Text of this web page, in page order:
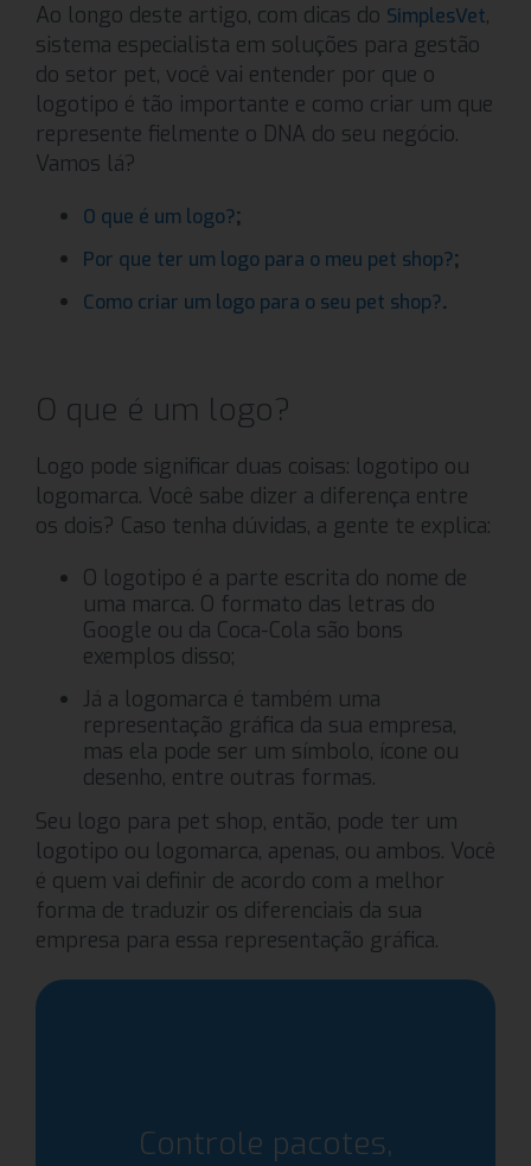
Ao longo deste artigo, com dicas do SimplesVet,
sistema especialista em soluções para gestão
do setor pet, você vai entender por que o
logotipo é tão importante e como criar um que
represente fielmente o DNA do seu negócio.
Vamos lá?
O que é um logo?;
Por que ter um logo para o meu pet shop?;
Como criar um logo para o seu pet shop?.
O que é um logo?
Logo pode significar duas coisas: logotipo ou
logomarca. Você sabe dizer a diferença entre
os dois? Caso tenha dúvidas, a gente te explica:
O logotipo é a parte escrita do nome de
uma marca. O formato das letras do
Google ou da Coca-Cola são bons
exemplos disso;
Já a logomarca é também uma
representação gráfica da sua empresa,
mas ela pode ser um símbolo, ícone ou
desenho, entre outras formas.
Seu logo para pet shop, então, pode ter um
logotipo ou logomarca, apenas, ou ambos. Você
é quem vai definir de acordo com a melhor
forma de traduzir os diferenciais da sua
empresa para essa representação gráfica.
Controle pacotes,